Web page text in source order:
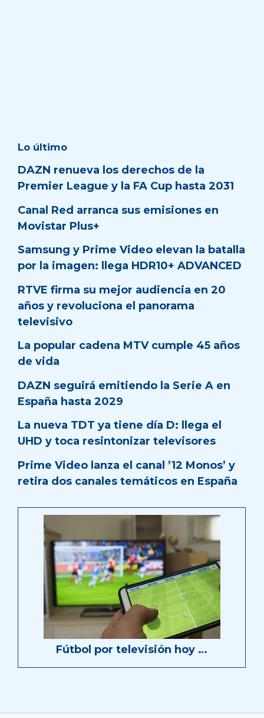
Lo último
DAZN renueva los derechos de la
Premier League y la FA Cup hasta 2031
Canal Red arranca sus emisiones en
Movistar Plus+
Samsung y Prime Video elevan la batalla
por la imagen: llega HDR10+ ADVANCED
RTVE firma su mejor audiencia en 20
años y revoluciona el panorama
televisivo
La popular cadena MTV cumple 45 años
de vida
DAZN seguirá emitiendo la Serie A en
España hasta 2029
La nueva TDT ya tiene día D: llega el
UHD y toca resintonizar televisores
Prime Video lanza el canal ’12 Monos’ y
retira dos canales temáticos en España
Fútbol por televisión hoy …